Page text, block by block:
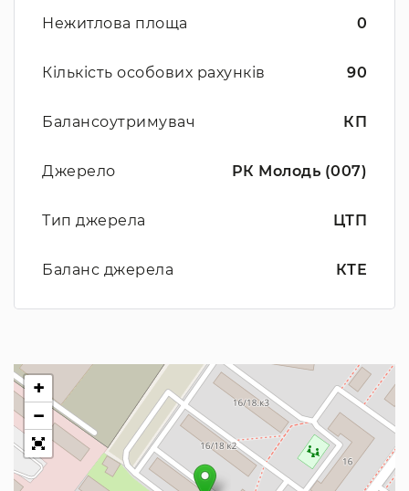
Нежитлова площа 0
Кількість особових рахунків 90
Балансоутримувач КП
Джерело РК Молодь (007)
Тип джерела ЦТП
Баланс джерела КТЕ
+
−